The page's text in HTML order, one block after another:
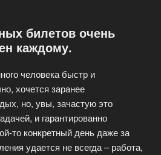
билетов очень
каждому.
человека быстр и
хочется заранее
но, увы, зачастую это
и гарантированно
то конкретный день даже за
удается не всегда – работа,